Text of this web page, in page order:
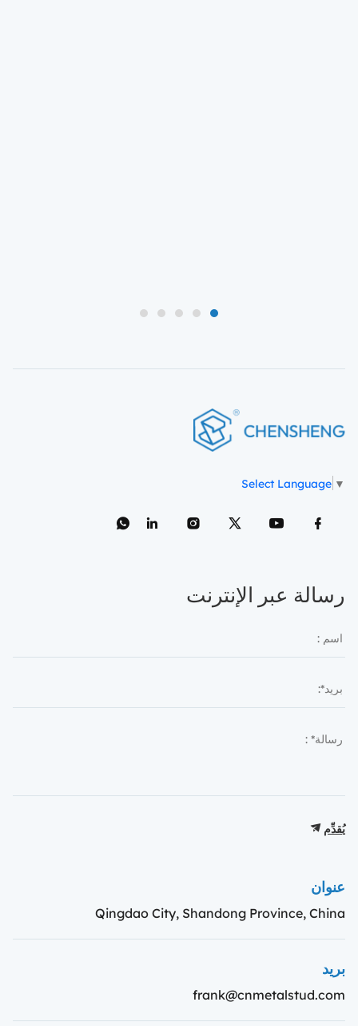
1
2
3
4
5
Select Language ▼
رسالة عبر الإنترنت
يُقدِّم
عنوان
Qingdao City, Shandong Province, China
بريد
frank@cnmetalstud.com